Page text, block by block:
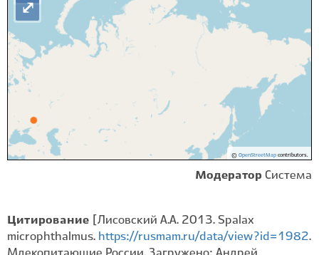
© OpenStreetMapcontributors.
⤢
Модератор Система
Цитирование
[Лисовский А.А. 2013. Spalax
microphthalmus. https://rusmam.ru/data/view?id=1982.